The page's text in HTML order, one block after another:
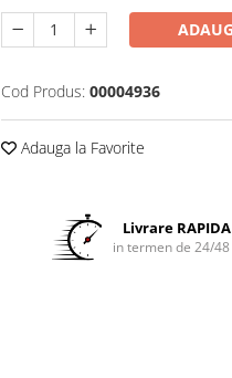
Cod Produs: 00004936
Adauga la Favorite
Livrare RAPIDA
in termen de 24/48